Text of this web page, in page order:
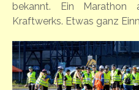
bekannt. Ein Marathon
Kraftwerks. Etwas ganz